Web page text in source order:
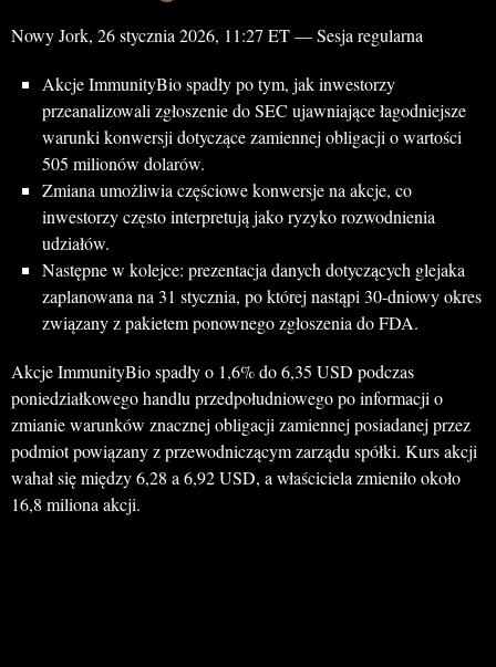
Nowy Jork, 26 stycznia 2026, 11:27 ET — Sesja regularna
Akcje ImmunityBio spadły po tym, jak inwestorzy
przeanalizowali zgłoszenie do SEC ujawniające łagodniejsze
warunki konwersji dotyczące zamiennej obligacji o wartości
505 milionów dolarów.
Zmiana umożliwia częściowe konwersje na akcje, co
inwestorzy często interpretują jako ryzyko rozwodnienia
udziałów.
Następne w kolejce: prezentacja danych dotyczących glejaka
zaplanowana na 31 stycznia, po której nastąpi 30-dniowy okres
związany z pakietem ponownego zgłoszenia do FDA.
Akcje ImmunityBio spadły o 1,6% do 6,35 USD podczas
poniedziałkowego handlu przedpołudniowego po informacji o
zmianie warunków znacznej obligacji zamiennej posiadanej przez
podmiot powiązany z przewodniczącym zarządu spółki. Kurs akcji
wahał się między 6,28 a 6,92 USD, a właściciela zmieniło około
16,8 miliona akcji.